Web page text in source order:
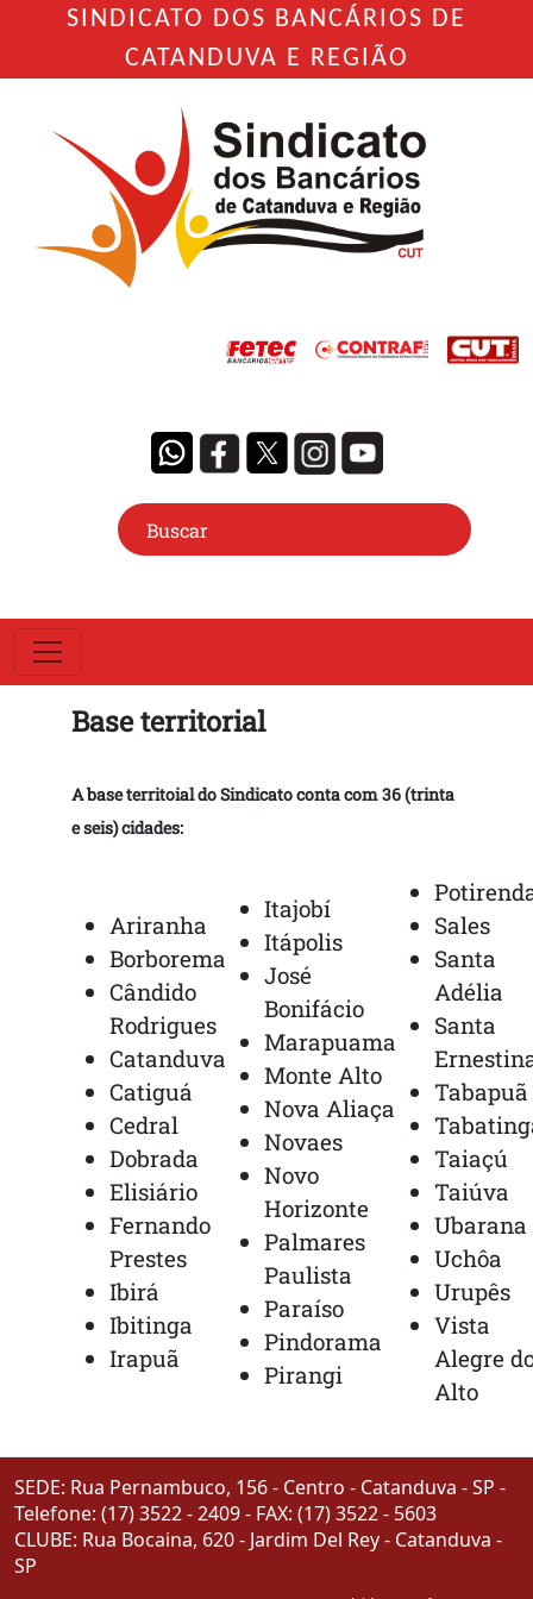
SINDICATO DOS BANCÁRIOS DE
CATANDUVA E REGIÃO
Base territorial
A base territoial do Sindicato conta com 36 (trinta
e seis) cidades:
Ariranha
Borborema
Cândido
Rodrigues
Catanduva
Catiguá
Cedral
Dobrada
Elisiário
Fernando
Prestes
Ibirá
Ibitinga
Irapuã
Itajobí
Itápolis
José
Bonifácio
Marapuama
Monte Alto
Nova Aliaça
Novaes
Novo
Horizonte
Palmares
Paulista
Paraíso
Pindorama
Pirangi
Sales
Santa
Adélia
Santa
Tabapuã
Taiaçú
Taiúva
Ubarana
Uchôa
Urupês
Vista
Alegre
Alto
SEDE: Rua Pernambuco, 156 - Centro - Catanduva - SP -
Telefone: (17) 3522 - 2409 - FAX: (17) 3522 - 5603
CLUBE: Rua Bocaina, 620 - Jardim Del Rey - Catanduva -
SP